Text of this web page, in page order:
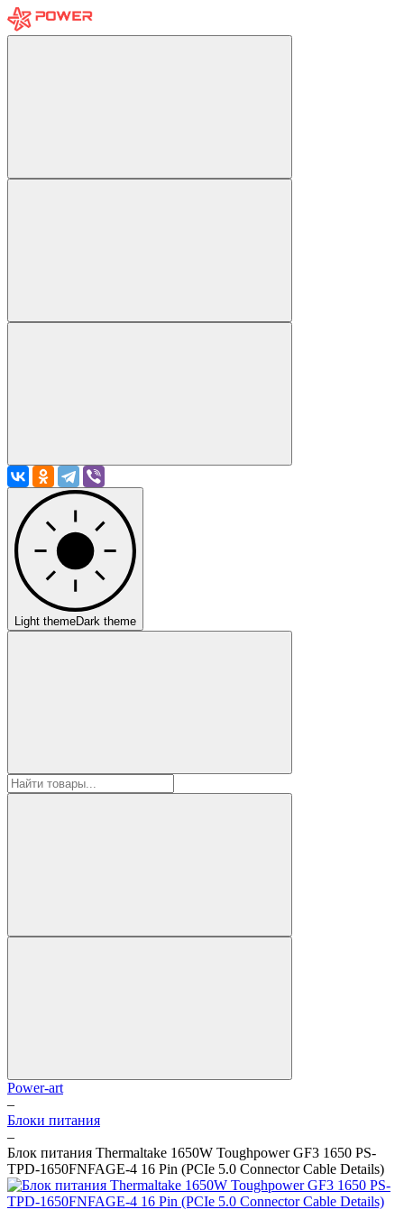
Light themeDark theme
Power-art
–
Блоки питания
–
Блок питания Thermaltake 1650W Toughpower GF3 1650 PS-
TPD-1650FNFAGE-4 16 Pin (PCIe 5.0 Connector Cable Details)